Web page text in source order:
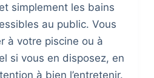
simplement les bains
au public. Vous
à votre piscine ou à
si vous en disposez, en
à bien l’entretenir.